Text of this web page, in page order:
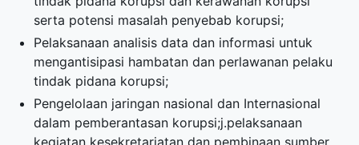
serta potensi masalah penyebab korupsi;
Pelaksanaan analisis data dan informasi untuk
mengantisipasi hambatan dan perlawanan pelaku
tindak pidana korupsi;
Pengelolaan jaringan nasional dan Internasional
dalam pemberantasan korupsi;j.pelaksanaan
kegiatan kesekretariatan dan pembinaan sumber